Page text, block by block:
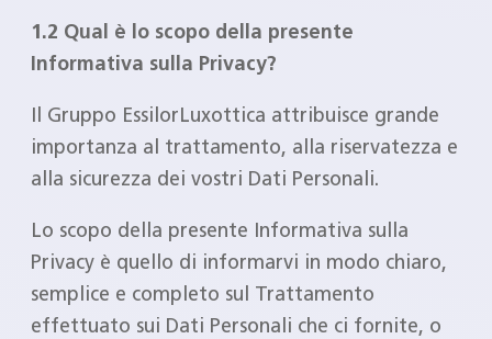
1.2 Qual è lo scopo della presente
Informativa sulla Privacy?
Il Gruppo EssilorLuxottica attribuisce grande
importanza al trattamento, alla riservatezza e
alla sicurezza dei vostri Dati Personali.
Lo scopo della presente Informativa sulla
Privacy è quello di informarvi in modo chiaro,
semplice e completo sul Trattamento
effettuato sui Dati Personali che ci fornite, o